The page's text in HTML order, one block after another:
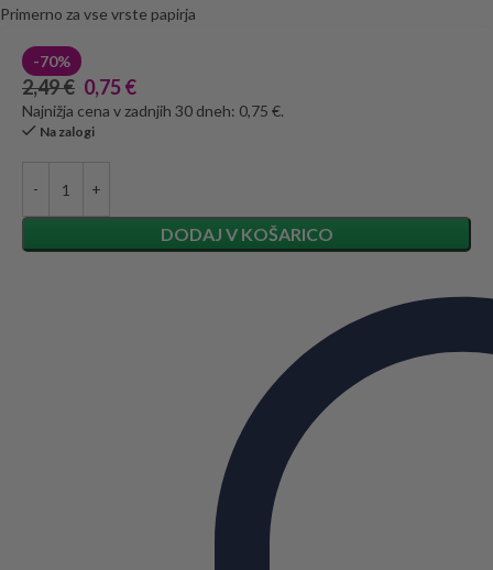
Primerno za vse vrste papirja
-70%
2,49€ 0,75€
Najnižja cena v zadnjih 30 dneh: 0,75 €.
Na zalogi
DODAJ V KOŠARICO